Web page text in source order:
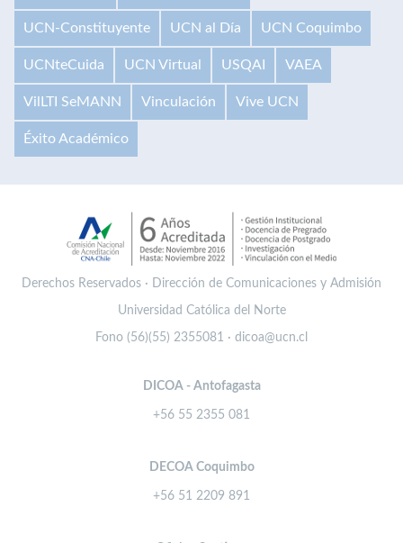
UCN-Constituyente UCN al Día UCN Coquimbo
UCNteCuida UCN Virtual USQAI VAEA
VilLTI SeMANN Vinculación Vive UCN
Éxito Académico
Derechos Reservados · Dirección de Comunicaciones y Admisión
Universidad Católica del Norte
Fono (56)(55) 2355081 · dicoa@ucn.cl
DICOA - Antofagasta
+56 55 2355 081
DECOA Coquimbo
+56 51 2209 891